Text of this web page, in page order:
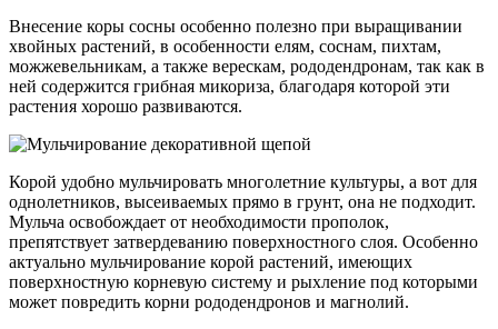
Внесение коры сосны особенно полезно при выращивании
хвойных растений, в особенности елям, соснам, пихтам,
можжевельникам, а также верескам, рододендронам, так как в
ней содержится грибная микориза, благодаря которой эти
растения хорошо развиваются.
Корой удобно мульчировать многолетние культуры, а вот для
однолетников, высеиваемых прямо в грунт, она не подходит.
Мульча освобождает от необходимости прополок,
препятствует затвердеванию поверхностного слоя. Особенно
актуально мульчирование корой растений, имеющих
поверхностную корневую систему и рыхление под которыми
может повредить корни рододендронов и магнолий.